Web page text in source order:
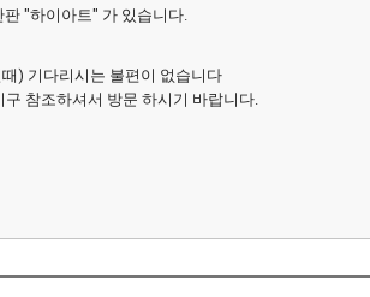
"하이아트" 가 있습니다.
) 기다리시는 불편이 없습니다
참조하셔서 방문 하시기 바랍니다.